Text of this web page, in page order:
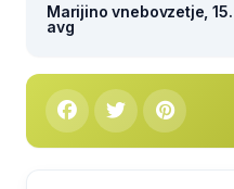
Marijino vnebovzetje, 15.
avg